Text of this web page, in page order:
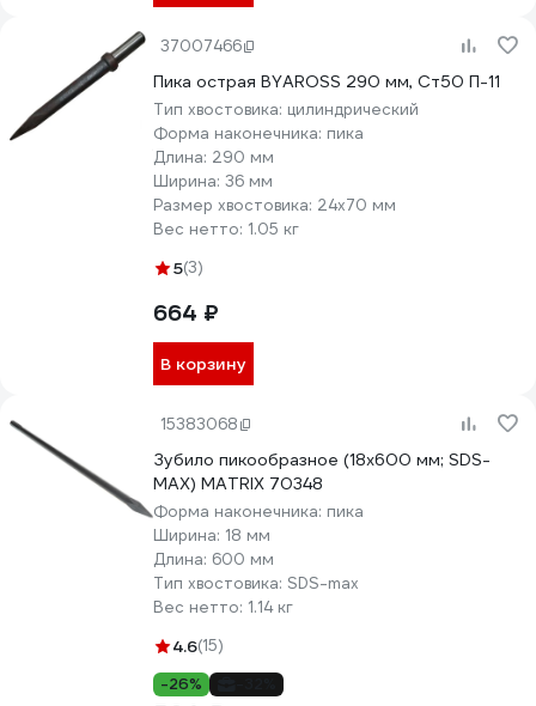
37007466
Пика острая BYAROSS 290 мм, Ст50 П-11
Тип хвостовика: цилиндрический
Форма наконечника: пика
Длина: 290 мм
Ширина: 36 мм
Размер хвостовика: 24х70 мм
Вес нетто: 1.05 кг
5(3)
664 ₽
В корзину
15383068
Зубило пикообразное (18х600 мм; SDS-
MAX) MATRIX 70348
Форма наконечника: пика
Ширина: 18 мм
Длина: 600 мм
Тип хвостовика: SDS-max
Вес нетто: 1.14 кг
4.6(15)
-26%